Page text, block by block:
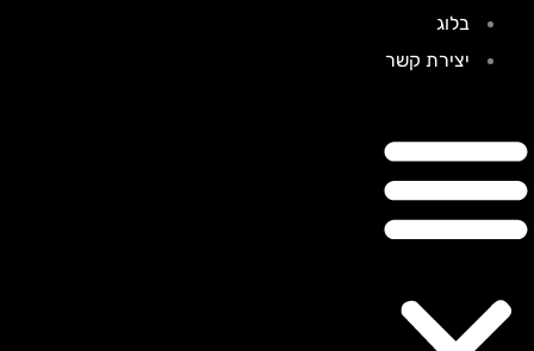
בלוג
יצירת קשר